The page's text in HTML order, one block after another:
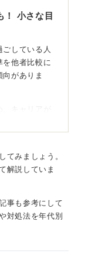
いわけではな
で新しい発
！ 小さな目
している人
他者比較に
がありま
キャリアが
てみてくださ
準の一つで
アを築こ
といった、達
てみましょう。
解説していま
事も参考にして
対処法を年代別